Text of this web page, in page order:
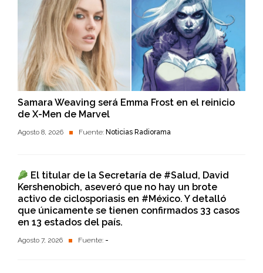
Samara Weaving será Emma Frost en el reinicio
de X-Men de Marvel
Agosto 8, 2026 Fuente: Noticias Radiorama
El titular de la Secretaría de #Salud, David
Kershenobich, aseveró que no hay un brote
activo de ciclosporiasis en #México. Y detalló
que únicamente se tienen confirmados 33 casos
en 13 estados del país.
Agosto 7, 2026 Fuente: -